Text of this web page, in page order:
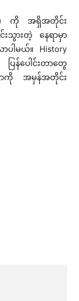
ကို အရှိအတိုင်း
းသွားတဲ့ နေရာမှာ
ပါမယ်။ History
န်ပေါင်းတာတွေ
ာကို အမှန်အတိုင်း